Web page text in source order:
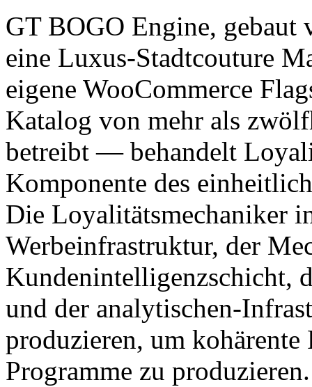
GT BOGO Engine,
eine Luxus-Stadtcouture
eigene WooCommerce
Katalog von mehr als
betreibt — behandelt
Komponente des
Die Loyalitätsmechaniker
Werbeinfrastruktur, der
Kundenintelligenzschicht,
und der analytischen-
produzieren, um kohärente
Programme zu produzieren.